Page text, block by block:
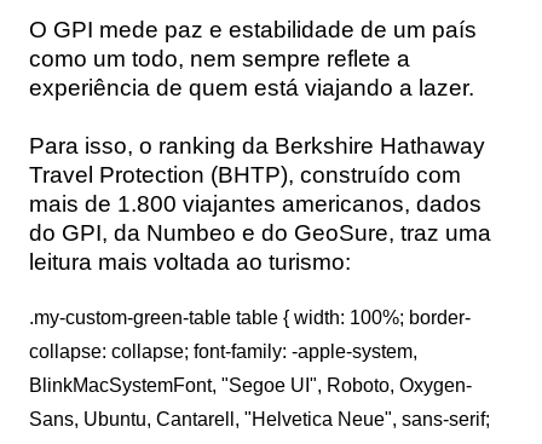
O GPI mede paz e estabilidade de um país
como um todo, nem sempre reflete a
experiência de quem está viajando a lazer.
Para isso, o ranking da Berkshire Hathaway
Travel Protection (BHTP), construído com
mais de 1.800 viajantes americanos, dados
do GPI, da Numbeo e do GeoSure, traz uma
leitura mais voltada ao turismo:
.my-custom-green-table table { width: 100%; border-
collapse: collapse; font-family: -apple-system,
BlinkMacSystemFont, "Segoe UI", Roboto, Oxygen-
Sans, Ubuntu, Cantarell, "Helvetica Neue", sans-serif;